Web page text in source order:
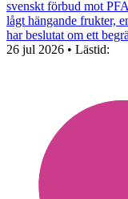
svenskt förbud mot
lågt hängande frukter,
har beslutat om ett
26 jul 2026 • Lästid: